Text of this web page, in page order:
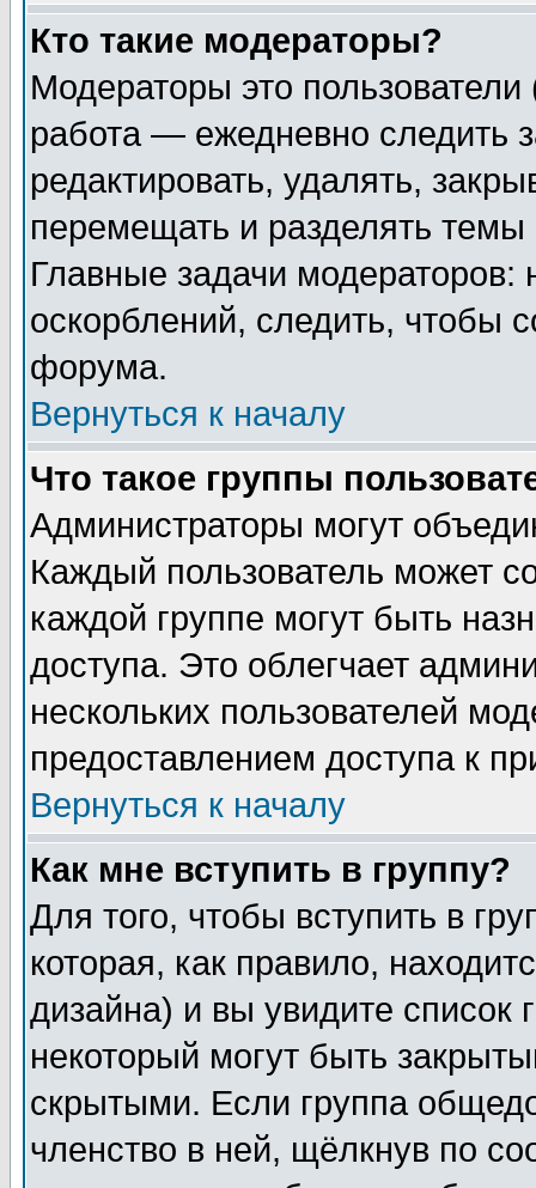
Кто такие модераторы?
Модераторы это
работа — ежедневно следить
редактировать, удалять,
перемещать и разделять
Главные задачи
оскорблений, следить, чтобы
форума.
Вернуться к началу
Что такое группы
Администраторы могут
Каждый пользователь может
каждой группе могут быть
доступа. Это облегчает
нескольких пользователей
предоставлением доступа к
Вернуться к началу
Как мне вступить в группу?
Для того, чтобы вступить в
которая, как правило,
дизайна) и вы увидите список
некоторый могут быть
скрытыми. Если группа
членство в ней, щёлкнув по